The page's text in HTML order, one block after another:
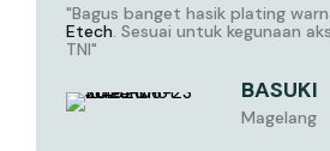
"Bagus banget hasik plating
Etech. Sesuai untuk kegunaan
TNI"
BASUKI
Magelang